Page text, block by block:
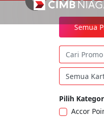
Lihat
Semua
Pilih
Accor